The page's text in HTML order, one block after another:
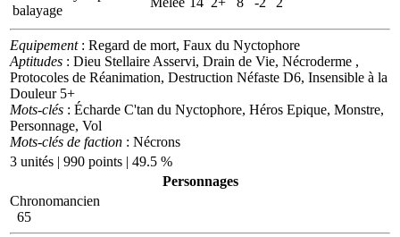
balayage
Equipement: Regard de mort, Faux du Nyctophore
Aptitudes : Dieu Stellaire Asservi, Drain de Vie, Nécroderme ,
Protocoles de Réanimation, Destruction Néfaste D6, Insensible à la
Douleur 5+
Mots-clés : Écharde C'tan du Nyctophore, Héros Epique, Monstre,
Personnage, Vol
Mots-clés de faction : Nécrons
3 unités | 990 points | 49.5 %
Personnages
Chronomancien
65